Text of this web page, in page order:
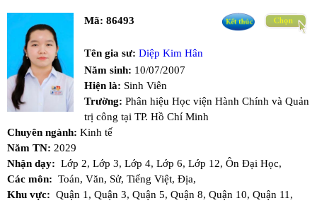
Mã: 86493
Tên gia sư: Diệp Kim Hân
Năm sinh: 10/07/2007
Hiện là: Sinh Viên
Trường: Phân hiệu Học viện Hành Chính và Quản
trị công tại TP. Hồ Chí Minh
Chuyên ngành: Kinh tế
Năm TN: 2029
Nhận dạy: Lớp 2, Lớp 3, Lớp 4, Lớp 6, Lớp 12, Ôn Đại Học,
Các môn: Toán, Văn, Sử, Tiếng Việt, Địa,
Khu vực: Quận 1, Quận 3, Quận 5, Quận 8, Quận 10, Quận 11,